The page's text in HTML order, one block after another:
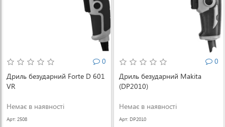
0
Дриль безударний Forte D 601
VR
Немає в наявності
Арт: 2508
0
Дриль безударний Makita
(DP2010)
Немає в наявності
Арт: DP2010